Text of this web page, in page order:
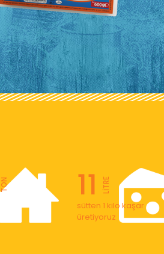
TON 11 LİTRE
sütten 1 kilo kaşar
üretiyoruz